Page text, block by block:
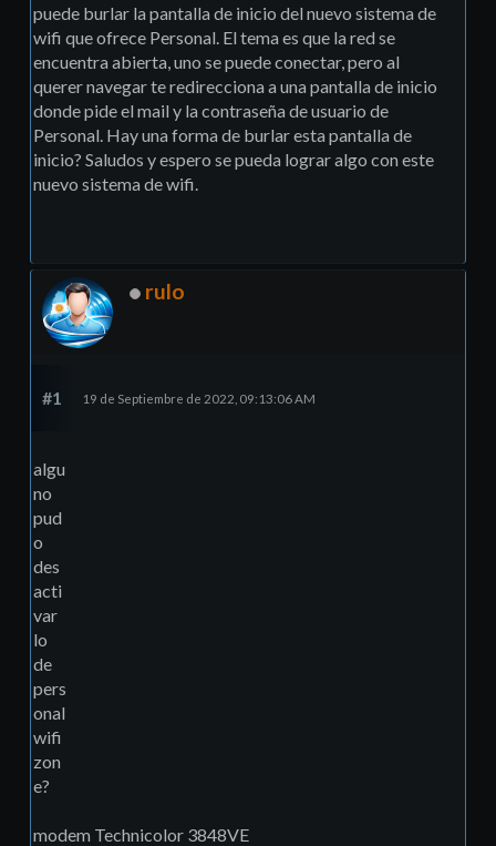
puede burlar la pantalla de inicio del nuevo sistema de
wifi que ofrece Personal. El tema es que la red se
encuentra abierta, uno se puede conectar, pero al
querer navegar te redirecciona a una pantalla de inicio
donde pide el mail y la contraseña de usuario de
Personal. Hay una forma de burlar esta pantalla de
inicio? Saludos y espero se pueda lograr algo con este
nuevo sistema de wifi.
rulo
#1 19 de Septiembre de 2022, 09:13:06 AM
algu
no
pud
o
des
acti
var
lo
de
pers
onal
wifi
zon
e?
modem Technicolor 3848VE